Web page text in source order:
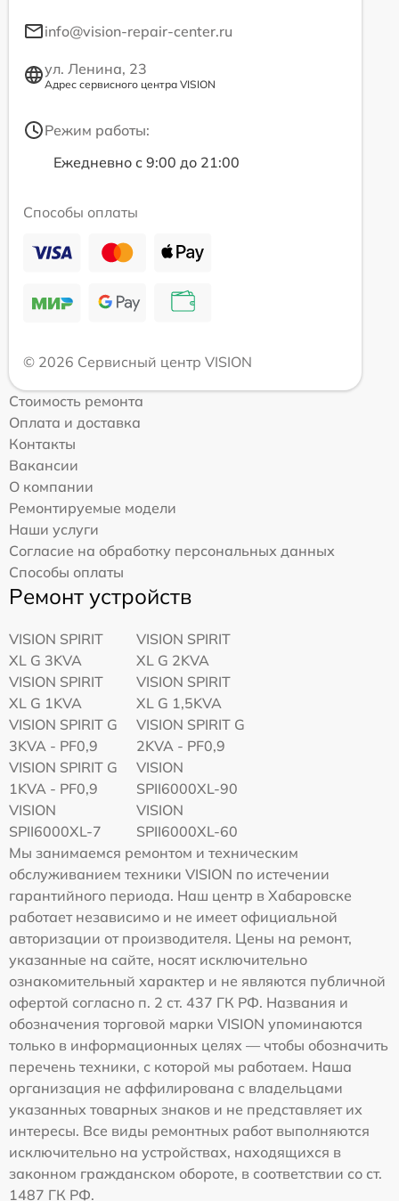
info@vision-repair-center.ru
ул. Ленина, 23
Адрес сервисного центра VISION
Режим работы:
Ежедневно с 9:00 до 21:00
Способы оплаты
© 2026 Сервисный центр VISION
Стоимость ремонта
Оплата и доставка
Контакты
Вакансии
О компании
Ремонтируемые модели
Наши услуги
Согласие на обработку персональных данных
Способы оплаты
Ремонт устройств
VISION SPIRIT
XL G 3KVA
VISION SPIRIT
XL G 2KVA
VISION SPIRIT
XL G 1KVA
VISION SPIRIT
XL G 1,5KVA
VISION SPIRIT G
3KVA - PF0,9
VISION SPIRIT G
2KVA - PF0,9
VISION SPIRIT G
1KVA - PF0,9
VISION
SPII6000XL-90
VISION
SPII6000XL-7
VISION
SPII6000XL-60
Мы занимаемся ремонтом и техническим
обслуживанием техники VISION по истечении
гарантийного периода. Наш центр в Хабаровске
работает независимо и не имеет официальной
авторизации от производителя. Цены на ремонт,
указанные на сайте, носят исключительно
ознакомительный характер и не являются публичной
офертой согласно п. 2 ст. 437 ГК РФ. Названия и
обозначения торговой марки VISION упоминаются
только в информационных целях — чтобы обозначить
перечень техники, с которой мы работаем. Наша
организация не аффилирована с владельцами
указанных товарных знаков и не представляет их
интересы. Все виды ремонтных работ выполняются
исключительно на устройствах, находящихся в
законном гражданском обороте, в соответствии со ст.
1487 ГК РФ.